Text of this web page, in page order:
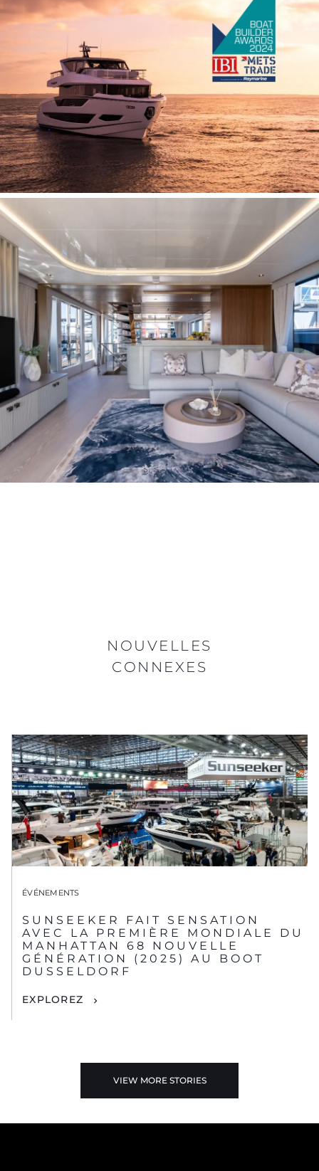
NOUVELLES
CONNEXES
ÉVÉNEMENTS
SUNSEEKER FAIT SENSATION
AVEC LA PREMIÈRE MONDIALE DU
MANHATTAN 68 NOUVELLE
GÉNÉRATION (2025) AU BOOT
DUSSELDORF
EXPLOREZ
VIEW MORE STORIES